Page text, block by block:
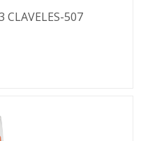
CLAVELES-507